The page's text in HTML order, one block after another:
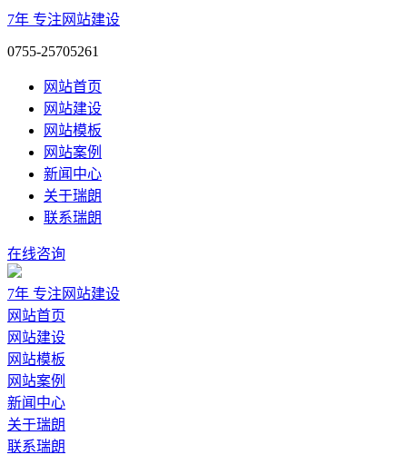
7年 专注网站建设
0755-25705261
网站首页
网站建设
网站模板
网站案例
新闻中心
关于瑞朗
联系瑞朗
在线咨询
7年 专注网站建设
网站首页
网站建设
网站模板
网站案例
新闻中心
关于瑞朗
联系瑞朗